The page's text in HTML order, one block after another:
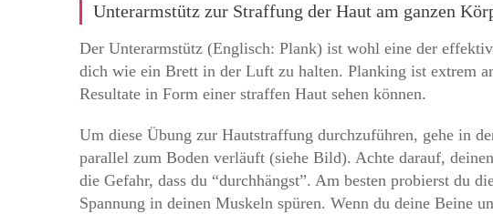
Unterarmstütz zur Straffung der Haut am ganzen
Der Unterarmstütz (Englisch: Plank) ist wohl eine der
dich wie ein Brett in der Luft zu halten. Planking ist extrem
Resultate in Form einer straffen Haut sehen können.
Um diese Übung zur Hautstraffung durchzuführen, gehe in
parallel zum Boden verläuft (siehe Bild). Achte darauf,
die Gefahr, dass du “durchhängst”. Am besten probierst du
Spannung in deinen Muskeln spüren. Wenn du deine Beine